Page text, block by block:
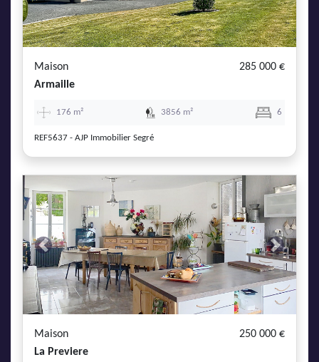
Maison
285 000 €
Armaille
176 m² 3856 m² 6
REF5637 - AJP Immobilier Segré
Previous Next
Maison
250 000 €
La Previere